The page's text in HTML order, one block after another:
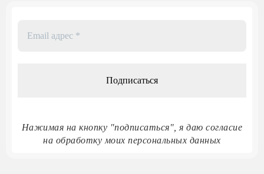
Нажимая на кнопку "подписаться", я даю согласие
на обработку моих персональных данных